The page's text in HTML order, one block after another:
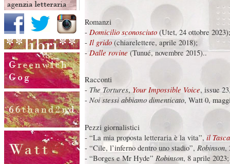
Romanzi
- Domicilio sconosciuto (Utet, 24 ottobre 2023);
- Il grido (chiarelettere, aprile 2018);
- Dalle rovine (Tunué, novembre 2015)..
Racconti
- The Tortures, Your Impossible Voice, issue
- Noi stessi abbiamo dimenticato, Watt 0,
Pezzi giornalistici
- “La mia proposta letteraria è la vita”, il
- “Cile, l’inferno dentro uno stadio”, Robinson,
- “Borges e Mr Hyde” Robinson, 8 aprile 2023;